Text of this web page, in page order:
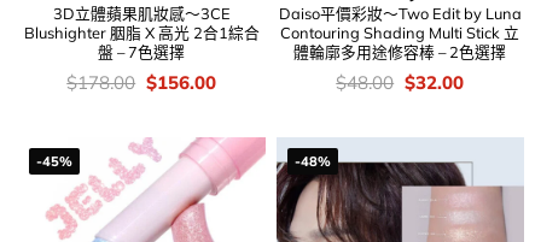
3D立體蘋果肌妝感～3CE
Blushighter 胭脂 X 高光 2合1綜合
盤 – 7色選擇
價
$178.00 Original
$178.00.
$156.00Current
$156.00.
Daiso平價彩妝～Two Edit by Luna
Contouring Shading Multi Stick 立
體輪廓多用途修容棒 – 2色選擇
價
$48.00 Original
$48.00.
$32.00Current
$32.00.
-45% -48%